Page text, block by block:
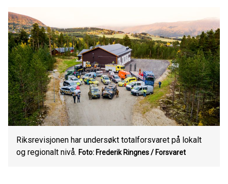
Riksrevisjonen har undersøkt totalforsvaret på lokalt
og regionalt nivå. Foto: Frederik Ringnes / Forsvaret